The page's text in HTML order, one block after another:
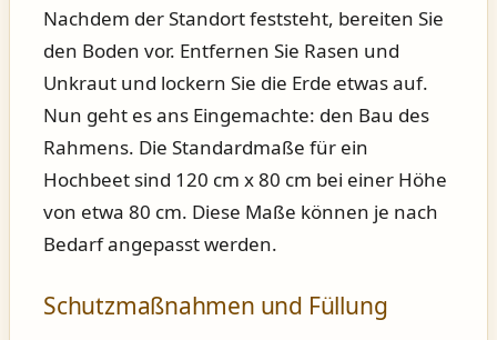
Nachdem der Standort feststeht, bereiten Sie
den Boden vor. Entfernen Sie Rasen und
Unkraut und lockern Sie die Erde etwas auf.
Nun geht es ans Eingemachte: den Bau des
Rahmens. Die Standardmaße für ein
Hochbeet sind 120 cm x 80 cm bei einer Höhe
von etwa 80 cm. Diese Maße können je nach
Bedarf angepasst werden.
Schutzmaßnahmen und Füllung